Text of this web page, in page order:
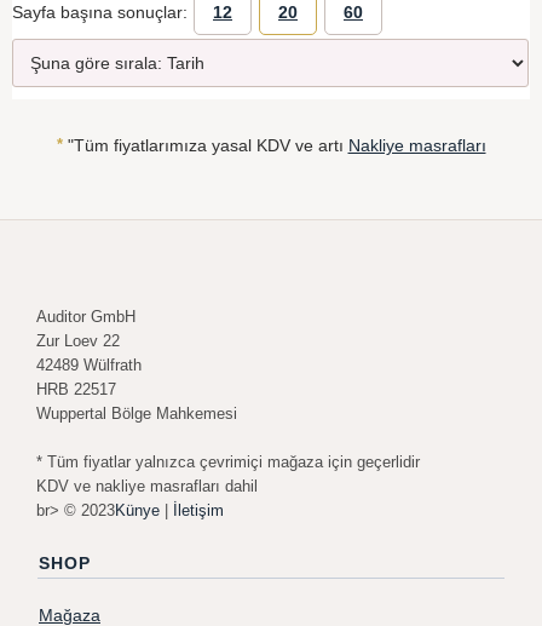
Sayfa başına sonuçlar: 12 20 60
*"Tüm fiyatlarımıza yasal KDV ve artı Nakliye masrafları
Auditor GmbH
Zur Loev 22
42489 Wülfrath
HRB 22517
Wuppertal Bölge Mahkemesi
* Tüm fiyatlar yalnızca çevrimiçi mağaza için geçerlidir
KDV ve nakliye masrafları dahil
br> © 2023Künye | İletişim
SHOP
Mağaza